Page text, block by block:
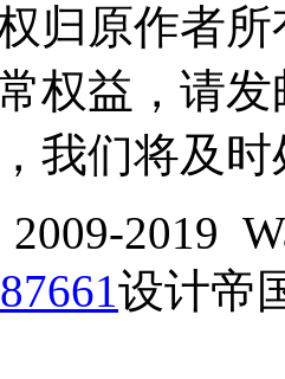
归原作者
权益，请发
我们将及时
2019
设计帝